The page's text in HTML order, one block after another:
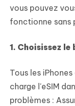
vous pouvez
fonctionne sans
1. Choisissez
Tous les
charge l'eSIM
problèmes :